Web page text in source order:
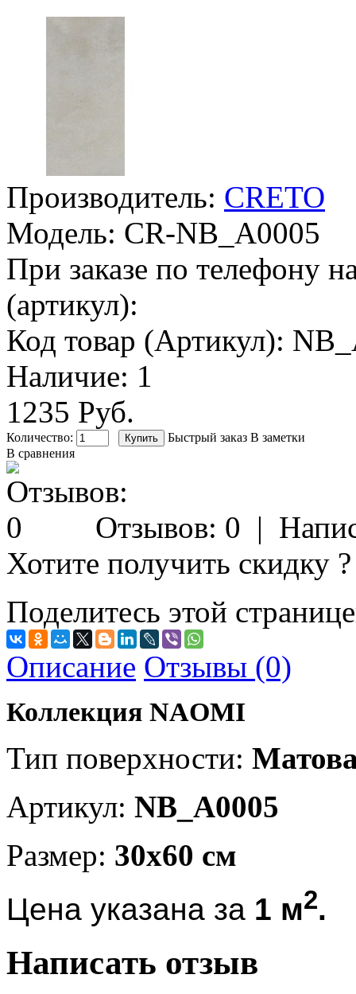
Производитель: CRETO
Модель: CR-NB_A0005
При заказе по телефону
(артикул):
Код товар (Артикул):
Наличие: 1
1235 Руб.
Количество: Быстрый заказ В заметки
В сравнения
Отзывов: 0 |
Хотите получить скидку ?
Поделитесь этой
Описание Отзывы (0)
Коллекция NAOMI
Тип поверхности:
Артикул: NB_A0005
Размер: 30x60 см
Цена указана за 1 м2.
Написать отзыв